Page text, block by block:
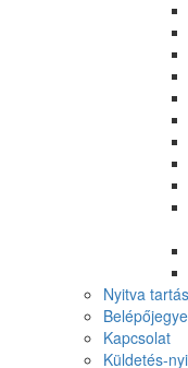
Nyitva tartás
Kapcsolat
Küldetés-